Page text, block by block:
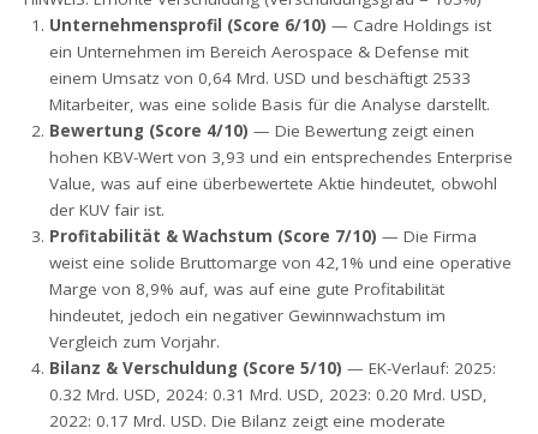
Unternehmensprofil (Score 6/10) — Cadre Holdings ist
ein Unternehmen im Bereich Aerospace & Defense mit
einem Umsatz von 0,64 Mrd. USD und beschäftigt 2533
Mitarbeiter, was eine solide Basis für die Analyse darstellt.
Bewertung (Score 4/10) — Die Bewertung zeigt einen
hohen KBV-Wert von 3,93 und ein entsprechendes Enterprise
Value, was auf eine überbewertete Aktie hindeutet, obwohl
der KUV fair ist.
Profitabilität & Wachstum (Score 7/10) — Die Firma
weist eine solide Bruttomarge von 42,1% und eine operative
Marge von 8,9% auf, was auf eine gute Profitabilität
hindeutet, jedoch ein negativer Gewinnwachstum im
Vergleich zum Vorjahr.
Bilanz & Verschuldung (Score 5/10) — EK-Verlauf: 2025:
0.32 Mrd. USD, 2024: 0.31 Mrd. USD, 2023: 0.20 Mrd. USD,
2022: 0.17 Mrd. USD. Die Bilanz zeigt eine moderate